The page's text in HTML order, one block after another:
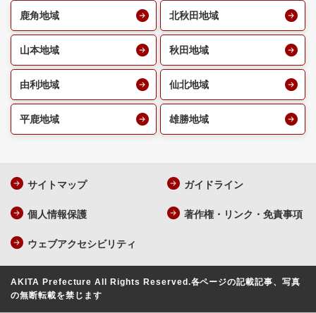
鹿角地域 北秋田地域
山本地域 秋田地域
由利地域 仙北地域
平鹿地域 雄勝地域
サイトマップ ガイドライン
個人情報保護 著作権・リンク・免責事項
ウェブアクセシビリティ
AKITA Prefecture All Rights Reserved.各ページの記載記事、写真
の無断転載を禁じます